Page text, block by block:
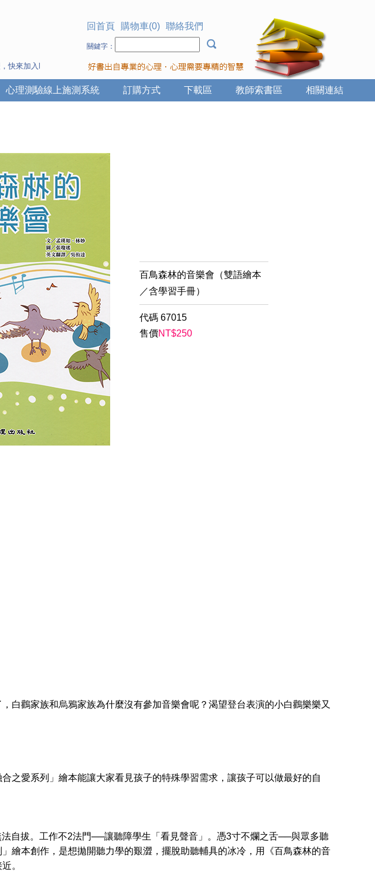
來加入Line 與 Wechat ~
回首頁 購物車(0) 聯絡我們
關鍵字：
相關連結
教師索書區
下載區
訂購方式
心理測驗線上施測系統
百鳥森林的音樂會（雙語繪本
／含學習手冊）
代碼 67015
售價NT$250
鸛家族和烏鴉家族為什麼沒有參加音樂會呢？渴望登台表演的小白鸛樂樂又
愛系列」繪本能讓大家看見孩子的特殊學習需求，讓孩子可以做最好的自
拔。工作不2法門──讓聽障學生「看見聲音」。憑3寸不爛之舌──與眾多聽
繪本創作，是想拋開聽力學的艱澀，擺脫助聽輔具的冰冷，用《百鳥森林的音
。